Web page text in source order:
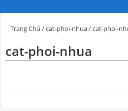
Trang Chủ /cat-phoi-nhua/ cat-phoi-
cat-phoi-nhua